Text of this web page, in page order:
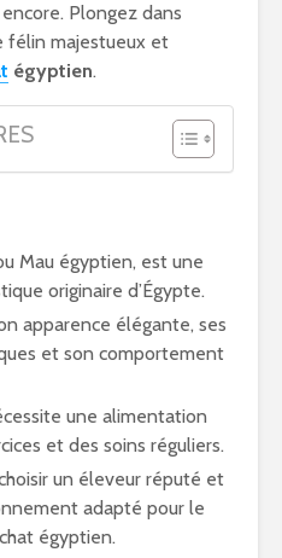
Plongez dans
félin majestueux et
égyptien.
Mau égyptien, est une
originaire d’Égypte.
apparence élégante, ses
et son comportement
une alimentation
et des soins réguliers.
un éleveur réputé et
adapté pour le
égyptien.